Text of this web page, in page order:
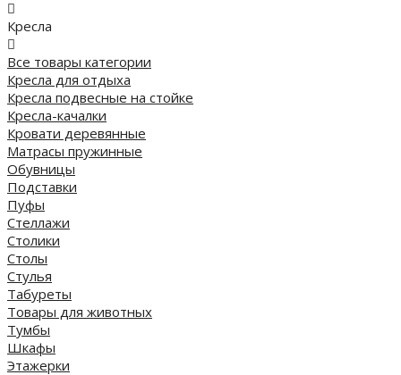
Кресла
Все товары категории
Кресла для отдыха
Кресла подвесные на стойке
Кресла-качалки
Кровати деревянные
Матрасы пружинные
Обувницы
Подставки
Пуфы
Стеллажи
Столики
Столы
Стулья
Табуреты
Товары для животных
Тумбы
Шкафы
Этажерки